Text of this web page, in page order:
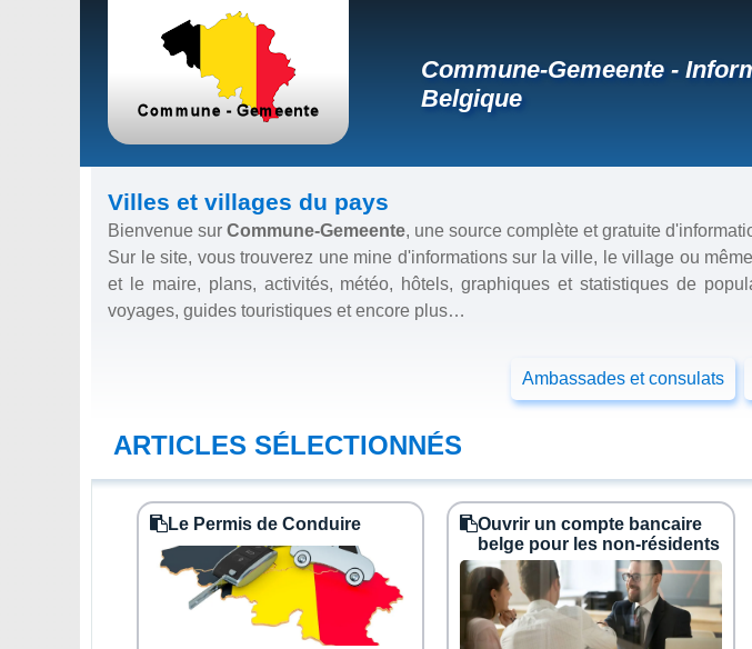
Commune-Gemeente -
Belgique
Villes et villages du pays
Bienvenue sur Commune-Gemeente, une source complète et gratuite
Sur le site, vous trouverez une mine d'informations sur la ville, le village ou
et le maire, plans, activités, météo, hôtels, graphiques et statistiques de
voyages, guides touristiques et encore plus…
Ambassades et consulats
ARTICLES SÉLECTIONNÉS
Le Permis de Conduire
Ouvrir un compte bancaire
belge pour les non-résidents